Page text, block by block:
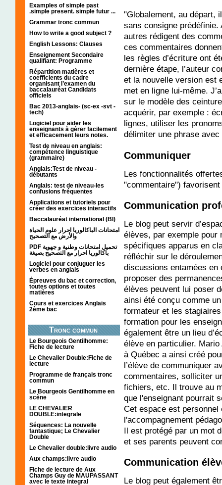
Examples of simple past
.simple present. simple futur ...
Grammar tronc commun
How to write a good subject ?
English Lessons: Clauses
Enseignement Secondaire
qualifiant: Programme
Répartition matières et
coefficients du cadre
organisant l’examen du
baccalauréat Candidats
officiels
Bac 2013-anglais- (sc-ex -svt -
tech)
Logiciel pour aider les
enseignants à gérer facilement
et efficacement leurs notes.
Test de niveau en anglais:
compétence linguistique
(grammaire)
Anglais:Test de niveau -
débutants
Anglais: test de niveau-les
confusions fréquentes
Applications et tutoriels pour
créer des exercices interactifs
Baccalauréat international (BI)
امتحانات الباكالوريا احرار علوم الحياة
والأرض مع التصحيح
PDF تحميل امتحانات وطنية و جهوية
باكالوريا احرار مع التصحيح بصيغة
Logiciel pour conjuguer les
verbes en anglais
Épreuves du bac et correction,
toutes options et toutes
matières
Cours et exercices Anglais
2ème bac
Tronc commun
Le Bourgeois Gentilhomme:
Fiche de lecture
Le Chevalier Double:Fiche de
lecture
Programme de français tronc
commun
Le Bourgeois Gentilhomme en
scène
LE CHEVALIER
DOUBLE:integrale
Séquences: La nouvelle
fantastique; Le Chevalier
Double
Le Chevalier double:livre audio
Aux champs:livre audio
Fiche de lecture de Aux
Champs Guy de MAUPASSANT
avec le texte integral
"Globalement, au départ,
sans consigne
autres rédigent des
ces commentaires
les règles d’écriture ont
dernière étape, l’auteur
et la nouvelle version est
met en ligne lui-même.
sur le modèle des
acquérir, par exemple :
lignes, utiliser les
délimiter une phrase
Communiquer
Les fonctionnalités
"commentaire")
Communication
Le blog peut servir
élèves, par exemple pour
spécifiques apparus en
réfléchir sur le
discussions entamées en
proposer des
élèves peuvent lui poser
ainsi été conçu comme
formateur et les
formation pour les
également être un lieu
élève en particulier.
à Québec a ainsi créé
l’élève de communiquer
commentaires, solliciter
fichiers, etc. Il trouve au
que l'enseignant pourrait
Cet espace est
l'accompagnement
Il est protégé par un mot
et ses parents peuvent
Communication
Le blog peut également